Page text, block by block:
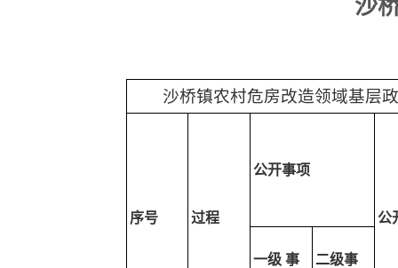
沙
沙桥镇农村危房改造领域基层
序号 过程
公开事项
公
一级 事
二级事